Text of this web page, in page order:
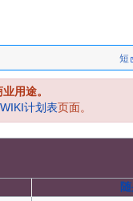
短
用途。
WIKI计划表页面。